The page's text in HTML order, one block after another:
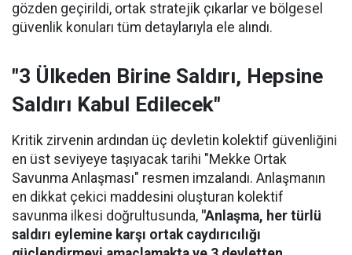
gözden geçirildi, ortak stratejik çıkarlar ve bölgesel
güvenlik konuları tüm detaylarıyla ele alındı.
"3 Ülkeden Birine Saldırı, Hepsine
Saldırı Kabul Edilecek"
Kritik zirvenin ardından üç devletin kolektif güvenliğini
en üst seviyeye taşıyacak tarihi "Mekke Ortak
Savunma Anlaşması" resmen imzalandı. Anlaşmanın
en dikkat çekici maddesini oluşturan kolektif
savunma ilkesi doğrultusunda, "Anlaşma, her türlü
saldırı eylemine karşı ortak caydırıcılığı